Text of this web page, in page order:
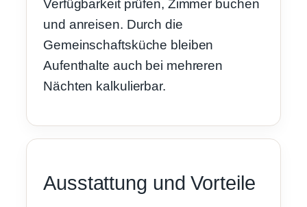
Verfügbarkeit prüfen, Zimmer buchen
und anreisen. Durch die
Gemeinschaftsküche bleiben
Aufenthalte auch bei mehreren
Nächten kalkulierbar.
Ausstattung und Vorteile